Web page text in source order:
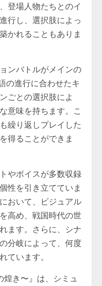
登場人物たちとのイ
行し、選択肢によっ
かれることもありま
ンバトルがメインの
の進行に合わせたキ
ごとの選択肢によ
意味を持ちます。こ
繰り返しプレイした
得ることができま
やボイスが多数収録
性を引き立てていま
おいて、ビジュアル
高め、戦国時代の世
ます。さらに、シナ
分岐によって、何度
ています。
煌き〜』は、シミュ